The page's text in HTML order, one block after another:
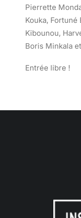
Pierrette
Kouka, Fortuné
Kibounou,
Boris Minkala
Entrée libre !